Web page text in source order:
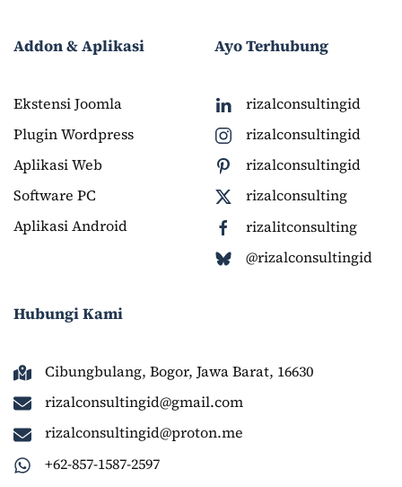
Addon & Aplikasi
Ekstensi Joomla
Plugin Wordpress
Aplikasi Web
Software PC
Aplikasi Android
Ayo Terhubung
rizalconsultingid
rizalconsultingid
rizalconsultingid
rizalconsulting
rizalitconsulting
@rizalconsultingid
Hubungi Kami
Cibungbulang, Bogor, Jawa Barat, 16630
rizalconsultingid@gmail.com
rizalconsultingid@proton.me
+62-857-1587-2597